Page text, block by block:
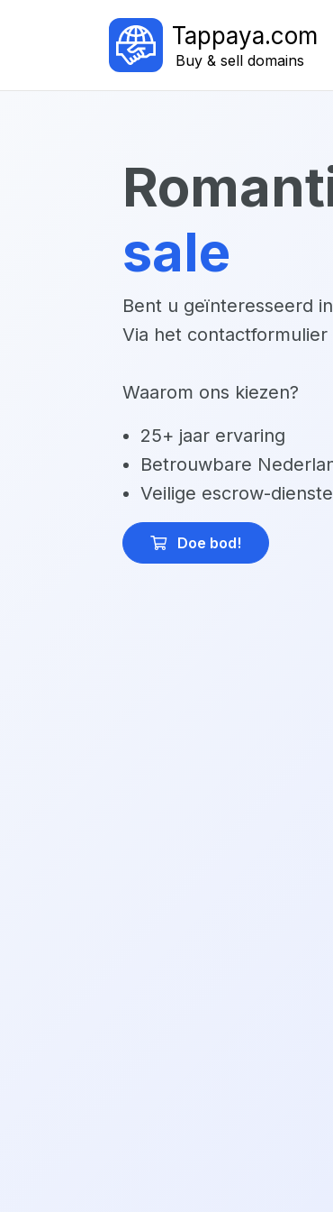
Tappaya.com
Buy & sell domains
sale
Bent u geïnteresseerd
Via het
Waarom ons kiezen?
25+ jaar ervaring
Betrouwbare
Veilige escrow-
Doe bod!